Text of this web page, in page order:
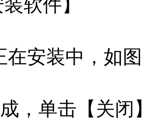
软件】
在安装中，如图
，单击【关闭